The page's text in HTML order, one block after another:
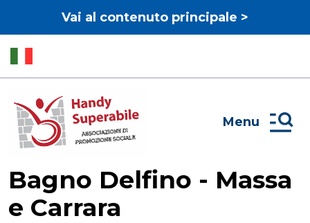
Vai al contenuto principale >
Menu
Bagno Delfino - Massa
e Carrara